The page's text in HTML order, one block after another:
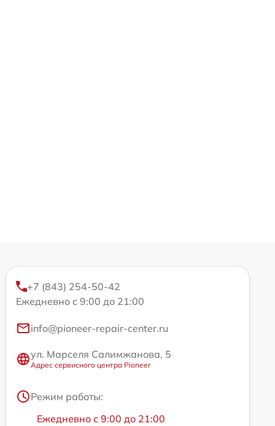
+7 (843) 254-50-42
Ежедневно с 9:00 до 21:00
info@pioneer-repair-center.ru
ул. Марселя Салимжанова, 5
Адрес сервисного центра Pioneer
Режим работы:
Ежедневно с 9:00 до 21:00